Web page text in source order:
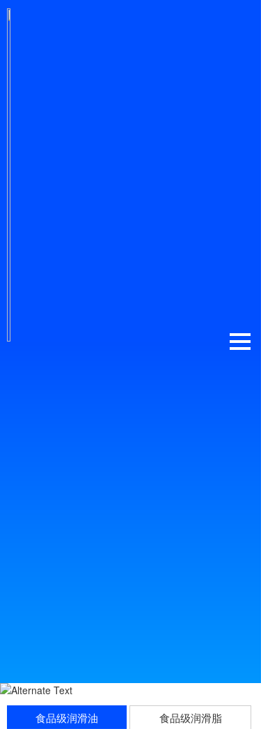
食品级润滑油 食品级润滑脂